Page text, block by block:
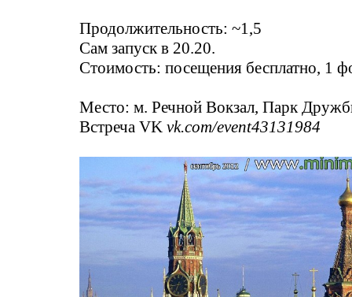
Продолжительность: ~1,5
Сам запуск в 20.20.
Стоимость: посещения бесплатно, 1
Место: м. Речной Вокзал, Парк
Встреча VK vk.com/event43131984